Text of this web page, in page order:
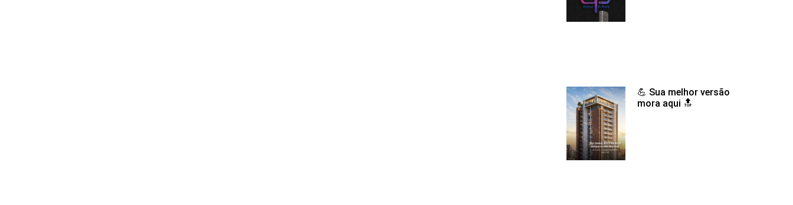
💪 Sua melhor versão
mora aqui 🔝